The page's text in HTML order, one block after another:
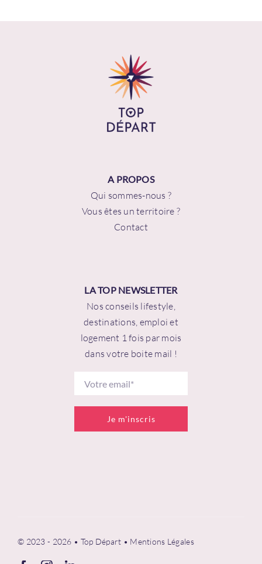
A PROPOS
Qui sommes-nous ?
Vous êtes un territoire ?
Contact
LA TOP NEWSLETTER
Nos conseils lifestyle,
destinations, emploi et
logement 1 fois par mois
dans votre boite mail !
Je m'inscris
© 2023 - 2026 • Top Départ • Mentions Légales